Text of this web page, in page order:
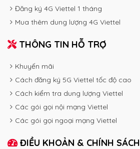
Đăng ký 4G Viettel 1 tháng
Mua thêm dung lượng 4G Viettel
THÔNG TIN HỖ TRỢ
Khuyến mãi
Cách đăng ký 5G Viettel tốc độ cao
Cách kiểm tra dung lượng Viettel
Các gói gọi nội mạng Viettel
Các gói gọi ngoại mạng Viettel
ĐIỀU KHOẢN & CHÍNH SÁCH